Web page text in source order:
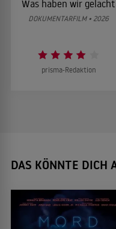
Was haben wir gelacht
DOKUMENTARFILM • 2026
prisma-Redaktion
DAS KÖNNTE DICH